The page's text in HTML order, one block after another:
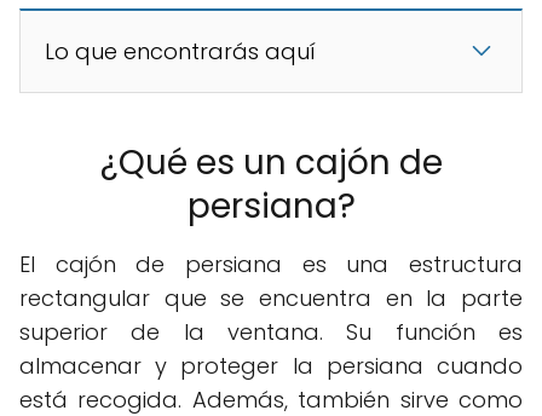
Lo que encontrarás aquí
¿Qué es un cajón de
persiana?
El cajón de persiana es una estructura
rectangular que se encuentra en la parte
superior de la ventana. Su función es
almacenar y proteger la persiana cuando
está recogida. Además, también sirve como